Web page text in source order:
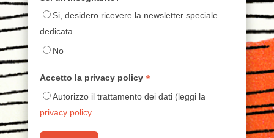
Si, desidero ricevere la newsletter speciale
dedicata
No
Accetto la privacy policy *
Autorizzo il trattamento dei dati (leggi la
privacy policy